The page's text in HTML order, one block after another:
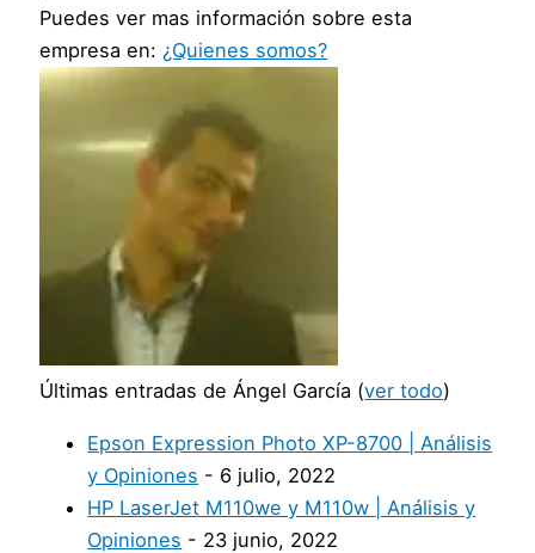
Puedes ver mas información sobre esta
empresa en: ¿Quienes somos?
Últimas entradas de Ángel García (ver todo)
Epson Expression Photo XP-8700 | Análisis
y Opiniones - 6 julio, 2022
HP LaserJet M110we y M110w | Análisis y
Opiniones - 23 junio, 2022